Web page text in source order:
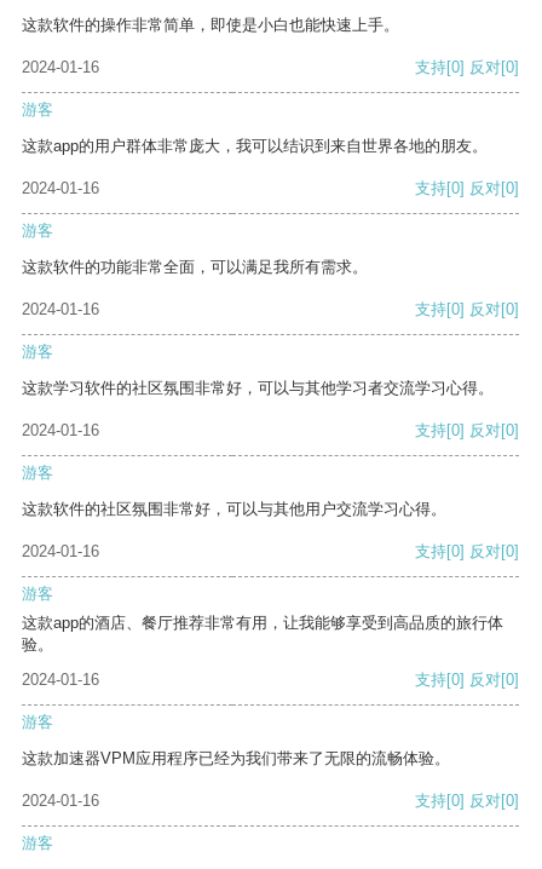
这款软件的操作非常简单，即使是小白也能快速上手。
2024-01-16 支持[0] 反对[0]
游客
这款app的用户群体非常庞大，我可以结识到来自世界各地的朋友。
2024-01-16 支持[0] 反对[0]
游客
这款软件的功能非常全面，可以满足我所有需求。
2024-01-16 支持[0] 反对[0]
游客
这款学习软件的社区氛围非常好，可以与其他学习者交流学习心得。
2024-01-16 支持[0] 反对[0]
游客
这款软件的社区氛围非常好，可以与其他用户交流学习心得。
2024-01-16 支持[0] 反对[0]
游客
这款app的酒店、餐厅推荐非常有用，让我能够享受到高品质的旅行体
验。
2024-01-16
支持[0] 反对[0]
游客
这款加速器VPM应用程序已经为我们带来了无限的流畅体验。
2024-01-16 支持[0] 反对[0]
游客